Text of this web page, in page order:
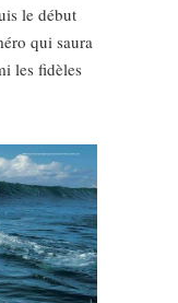
le début
qui saura
les fidèles